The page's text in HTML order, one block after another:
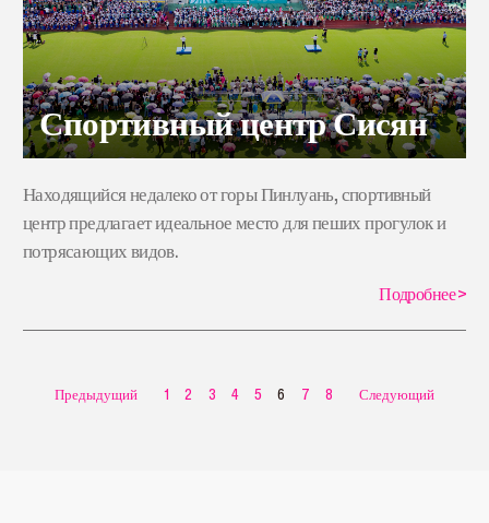
Спортивный центр Сисян
Находящийся недалеко от горы Пинлуань, спортивный
центр предлагает идеальное место для пеших прогулок и
потрясающих видов.
Подробнее>
Предыдущий 1 2 3 4 5 6 7 8 Следующий